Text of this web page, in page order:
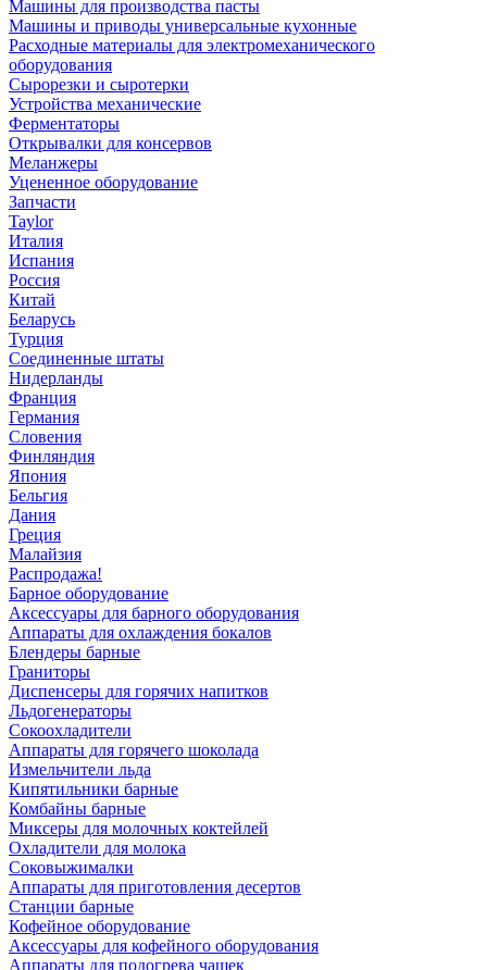
Машины для производства пасты
Машины и приводы универсальные кухонные
Расходные материалы для электромеханического
оборудования
Сырорезки и сыротерки
Устройства механические
Ферментаторы
Открывалки для консервов
Меланжеры
Уцененное оборудование
Запчасти
Taylor
Италия
Испания
Россия
Китай
Беларусь
Турция
Соединенные штаты
Нидерланды
Франция
Германия
Словения
Финляндия
Япония
Бельгия
Дания
Греция
Малайзия
Распродажа!
Барное оборудование
Аксессуары для барного оборудования
Аппараты для охлаждения бокалов
Блендеры барные
Граниторы
Диспенсеры для горячих напитков
Льдогенераторы
Сокоохладители
Аппараты для горячего шоколада
Измельчители льда
Кипятильники барные
Комбайны барные
Миксеры для молочных коктейлей
Охладители для молока
Соковыжималки
Аппараты для приготовления десертов
Станции барные
Кофейное оборудование
Аксессуары для кофейного оборудования
Аппараты для подогрева чашек